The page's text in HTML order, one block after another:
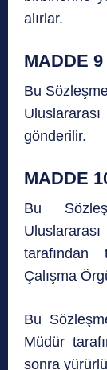
alırlar.
MADDE 9
Bu
gönderilir.
MADDE
Bu
tarafından
Çalışma
Bu
Müdür
sonra